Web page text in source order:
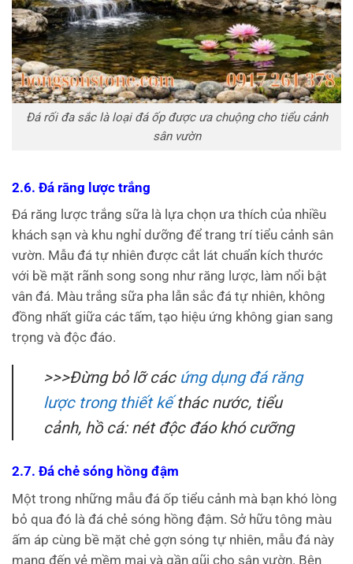
Đá rối đa sắc là loại đá ốp được ưa chuộng cho tiểu cảnh
sân vườn
2.6. Đá răng lược trắng
Đá răng lược trắng sữa là lựa chọn ưa thích của nhiều
khách sạn và khu nghỉ dưỡng để trang trí tiểu cảnh sân
vườn. Mẫu đá tự nhiên được cắt lát chuẩn kích thước
với bề mặt rãnh song song như răng lược, làm nổi bật
vân đá. Màu trắng sữa pha lẫn sắc đá tự nhiên, không
đồng nhất giữa các tấm, tạo hiệu ứng không gian sang
trọng và độc đáo.
>>>Đừng bỏ lỡ các ứng dụng đá răng
lược trong thiết kếthác nước, tiểu
cảnh, hồ cá: nét độc đáo khó cưỡng
2.7. Đá chẻ sóng hồng đậm
Một trong những mẫu đá ốp tiểu cảnh mà bạn khó lòng
bỏ qua đó là đá chẻ sóng hồng đậm. Sở hữu tông màu
ấm áp cùng bề mặt chẻ gợn sóng tự nhiên, mẫu đá này
mang đến vẻ mềm mại và gần gũi cho sân vườn. Bên